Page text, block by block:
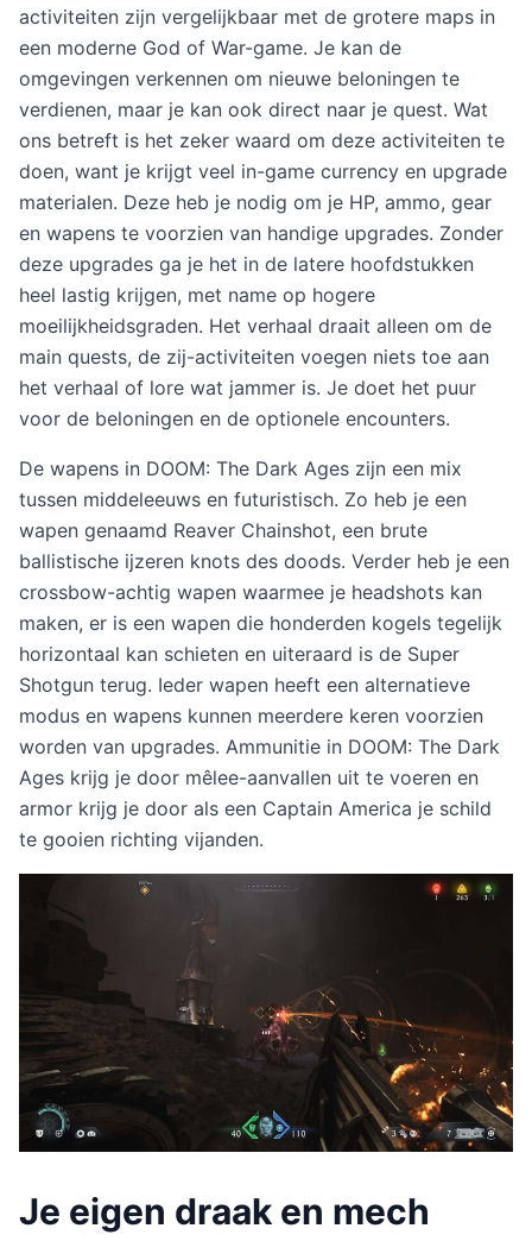
activiteiten zijn vergelijkbaar met de grotere maps in
een moderne God of War-game. Je kan de
omgevingen verkennen om nieuwe beloningen te
verdienen, maar je kan ook direct naar je quest. Wat
ons betreft is het zeker waard om deze activiteiten te
doen, want je krijgt veel in-game currency en upgrade
materialen. Deze heb je nodig om je HP, ammo, gear
en wapens te voorzien van handige upgrades. Zonder
deze upgrades ga je het in de latere hoofdstukken
heel lastig krijgen, met name op hogere
moeilijkheidsgraden. Het verhaal draait alleen om de
main quests, de zij-activiteiten voegen niets toe aan
het verhaal of lore wat jammer is. Je doet het puur
voor de beloningen en de optionele encounters.
De wapens in DOOM: The Dark Ages zijn een mix
tussen middeleeuws en futuristisch. Zo heb je een
wapen genaamd Reaver Chainshot, een brute
ballistische ijzeren knots des doods. Verder heb je een
crossbow-achtig wapen waarmee je headshots kan
maken, er is een wapen die honderden kogels tegelijk
horizontaal kan schieten en uiteraard is de Super
Shotgun terug. Ieder wapen heeft een alternatieve
modus en wapens kunnen meerdere keren voorzien
worden van upgrades. Ammunitie in DOOM: The Dark
Ages krijg je door mêlee-aanvallen uit te voeren en
armor krijg je door als een Captain America je schild
te gooien richting vijanden.
Je eigen draak en mech